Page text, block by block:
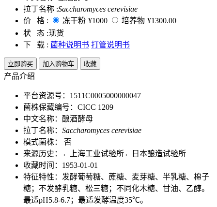
拉丁名称 :Saccharomyces cerevisiae
价 格 :
冻干粉 ¥1000 培养物 ¥1300.00
状 态 :现货
下 载 : 菌种说明书 打管说明书
立即购买 加入购物车 收藏
产品介绍
平台资源号：1511C0005000000047
菌株保藏编号：CICC 1209
中文名称：酿酒酵母
拉丁名称： Saccharomyces cerevisiae
模式菌株： 否
来源历史：←上海工业试验所←日本酿造试验所
收藏时间：1953-01-01
特征特性：发酵葡萄糖、蔗糖、麦芽糖、半乳糖、棉子
糖；不发酵乳糖、松三糖；不同化木糖、甘油、乙醇。
最适pH5.8-6.7；最适发酵温度35℃。